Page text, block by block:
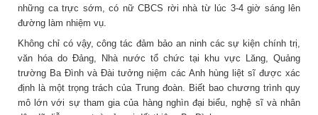
những ca trực sớm, có nữ CBCS rời nhà từ lúc 3-4 giờ sáng lên
đường làm nhiệm vụ.
Không chỉ có vậy, công tác đảm bảo an ninh các sự kiện chính trị,
văn hóa do Đảng, Nhà nước tổ chức tại khu vực Lăng, Quảng
trường Ba Đình và Đài tưởng niệm các Anh hùng liệt sĩ được xác
định là một trọng trách của Trung đoàn. Biết bao chương trình quy
mô lớn với sự tham gia của hàng nghìn đại biểu, nghệ sĩ và nhân